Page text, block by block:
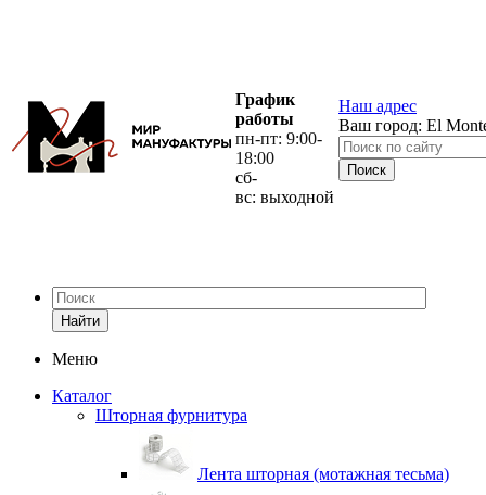
График
работы
пн-пт: 9:00-
18:00
сб-
вс: выходной
Наш адрес
Ваш город: El
Найти
Меню
Каталог
Шторная фурнитура
Лента шторная (мотажная тесьма)